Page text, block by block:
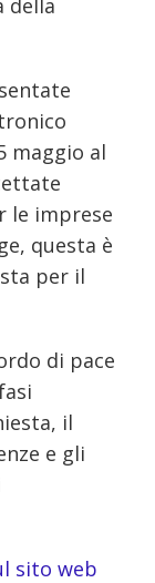
maggio al
le imprese
questa è
per il
di pace
il
e gli
sito web